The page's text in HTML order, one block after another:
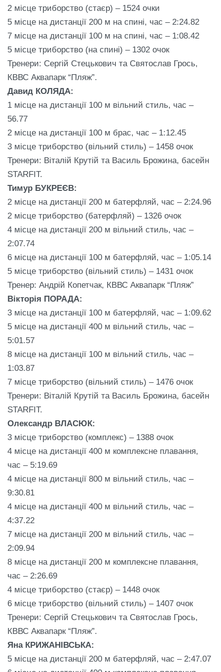
2 місце триборство (стаєр) – 1524 очки
5 місце на дистанції 200 м на спині, час – 2:24.82
7 місце на дистанції 100 м на спині, час – 1:08.42
5 місце триборство (на спині) – 1302 очок
Тренери: Сергій Стецькович та Святослав Грось,
КВВС Аквапарк “Пляж”.
Давид КОЛЯДА:
1 місце на дистанції 100 м вільний стиль, час –
56.77
2 місце на дистанції 100 м брас, час – 1:12.45
3 місце триборство (вільний стиль) – 1458 очок
Тренери: Віталій Крутій та Василь Брожина, басейн
STARFIT.
Тимур БУКРЕЄВ:
2 місце на дистанції 200 м батерфляй, час – 2:24.96
2 місце триборство (батерфляй) – 1326 очок
4 місце на дистанції 200 м вільний стиль, час –
2:07.74
6 місце на дистанції 100 м батерфляй, час – 1:05.14
5 місце триборство (вільний стиль) – 1431 очок
Тренер: Андрій Копетчак, КВВС Аквапарк “Пляж”
Вікторія ПОРАДА:
3 місце на дистанції 100 м батерфляй, час – 1:09.62
5 місце на дистанції 400 м вільний стиль, час –
5:01.57
8 місце на дистанції 100 м вільний стиль, час –
1:03.87
7 місце триборство (вільний стиль) – 1476 очок
Тренери: Віталій Крутій та Василь Брожина, басейн
STARFIT.
Олександр ВЛАСЮК:
3 місце триборство (комплекс) – 1388 очок
4 місце на дистанції 400 м комплексне плавання,
час – 5:19.69
4 місце на дистанції 800 м вільний стиль, час –
9:30.81
4 місце на дистанції 400 м вільний стиль, час –
4:37.22
7 місце на дистанції 200 м вільний стиль, час –
2:09.94
8 місце на дистанції 200 м комплексне плавання,
час – 2:26.69
4 місце триборство (стаєр) – 1448 очок
6 місце триборство (вільний стиль) – 1407 очок
Тренери: Сергій Стецькович та Святослав Грось,
КВВС Аквапарк “Пляж”.
Яна КРИЖАНІВСЬКА:
5 місце на дистанції 200 м батерфляй, час – 2:47.07